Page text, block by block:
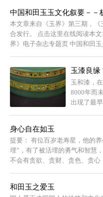
中国和田玉玉文化叙要－－
本文章来自《玉界》第三期，
合发行。 点击这里在线阅读本
界》电子杂志专题页 中国和田
玉漆良缘
玉和漆，
8000年而
出现了最
身心自在如玉
提要： 有位百岁老寿星，他的
埋”，有了被活埋的勇气和智慧
不会有贪欲、贪财、贪色、贪
和田玉之爱玉